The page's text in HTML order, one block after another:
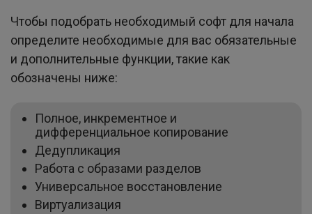
Чтобы подобрать необходимый софт для начала
определите необходимые для вас обязательные
и дополнительные функции, такие как
обозначены ниже:
Полное, инкрементное и
дифференциальное копирование
Дедупликация
Работа с образами разделов
Универсальное восстановление
Виртуализация